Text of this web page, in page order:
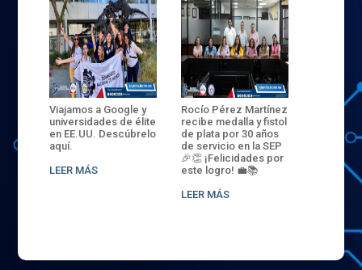
Viajamos a Google y
universidades de élite
en EE.UU. Descúbrelo
aquí.
LEER MÁS
Rocío Pérez Martínez
recibe medalla y fistol
de plata por 30 años
de servicio en la SEP
🎉👏 ¡Felicidades por
este logro! 💼📚
LEER MÁS
ENECB-
del
batalla.
32
sede